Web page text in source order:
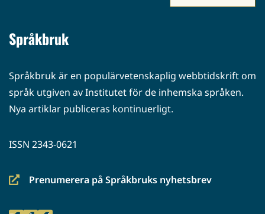
Språkbruk
Språkbruk är en populärvetenskaplig webbtidskrift om
språk utgiven av Institutet för de inhemska språken.
Nya artiklar publiceras kontinuerligt.
ISSN 2343-0621
Prenumerera på Språkbruks nyhetsbrev
(siirryt